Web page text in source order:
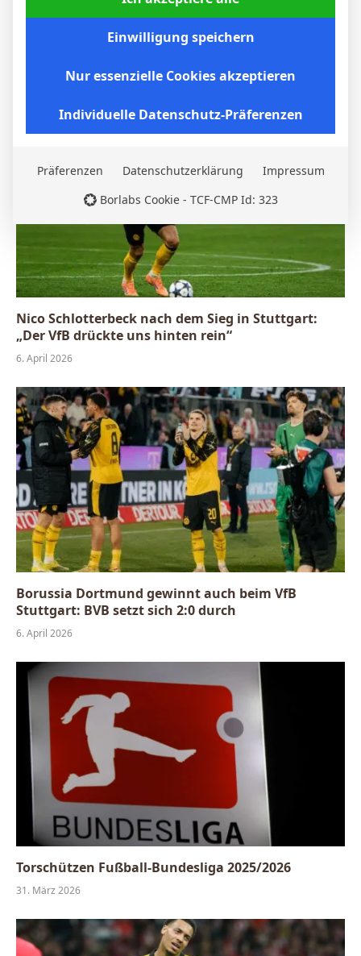
BVB – Netradio: Das Webradio von Borussia
7. Mai 2026
Nico Schlotterbeck nach dem Sieg in Stuttgart:
„Der VfB drückte uns hinten rein“
6. April 2026
Borussia Dortmund gewinnt auch beim VfB
Stuttgart: BVB setzt sich 2:0 durch
6. April 2026
Torschützen Fußball-Bundesliga 2025/2026
31. März 2026
Einwilligung speichern
Nur essenzielle Cookies akzeptieren
Individuelle Datenschutz-Präferenzen
Präferenzen Datenschutzerklärung
Impressum
Borlabs Cookie - TCF-CMP Id: 323